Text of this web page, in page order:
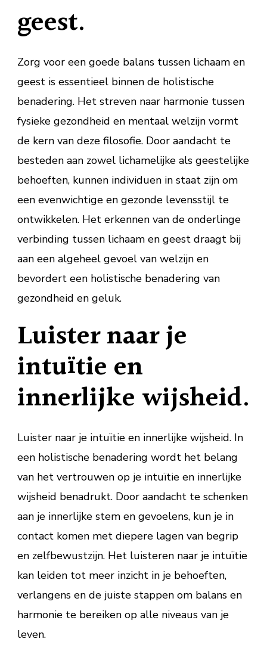
geest.
Zorg voor een goede balans tussen lichaam en
geest is essentieel binnen de holistische
benadering. Het streven naar harmonie tussen
fysieke gezondheid en mentaal welzijn vormt
de kern van deze filosofie. Door aandacht te
besteden aan zowel lichamelijke als geestelijke
behoeften, kunnen individuen in staat zijn om
een evenwichtige en gezonde levensstijl te
ontwikkelen. Het erkennen van de onderlinge
verbinding tussen lichaam en geest draagt bij
aan een algeheel gevoel van welzijn en
bevordert een holistische benadering van
gezondheid en geluk.
Luister naar je
intuïtie en
innerlijke wijsheid.
Luister naar je intuïtie en innerlijke wijsheid. In
een holistische benadering wordt het belang
van het vertrouwen op je intuïtie en innerlijke
wijsheid benadrukt. Door aandacht te schenken
aan je innerlijke stem en gevoelens, kun je in
contact komen met diepere lagen van begrip
en zelfbewustzijn. Het luisteren naar je intuïtie
kan leiden tot meer inzicht in je behoeften,
verlangens en de juiste stappen om balans en
harmonie te bereiken op alle niveaus van je
leven.